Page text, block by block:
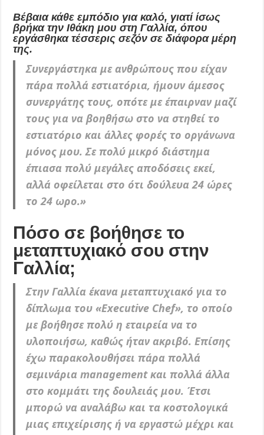
Βέβαια κάθε εμπόδιο για καλό, γιατί ίσως
βρήκα την Ιθάκη μου στη Γαλλία, όπου
εργάσθηκα τέσσερις σεζόν σε διάφορα μέρη
της.
Συνεργάστηκα με ανθρώπους που είχαν
πάρα πολλά εστιατόρια, ήμουν άμεσος
συνεργάτης τους, οπότε με έπαιρναν μαζί
τους για να βοηθήσω στο να στηθεί το
εστιατόριο και άλλες φορές το οργάνωνα
μόνος μου.Σε πολύ μικρό διάστημα
έπιασα πολύ μεγάλες αποδόσεις εκεί,
αλλά οφείλεται στο ότι δούλευα 24 ώρες
το 24 ωρο.»
Πόσο σε βοήθησε το
μεταπτυχιακό σου στην
Γαλλία;
Στην Γαλλία έκανα μεταπτυχιακό για το
δίπλωμα του «Executive Chef», το οποίο
με βοήθησε πολύ η εταιρεία να το
υλοποιήσω, καθώς ήταν ακριβό. Επίσης
έχω παρακολουθήσει πάρα πολλά
σεμινάρια management και πολλά άλλα
στο κομμάτι της δουλειάς μου. Έτσι
μπορώ να αναλάβω και τα κοστολογικά
μιας επιχείρισης ή να εργαστώ μέχρι και